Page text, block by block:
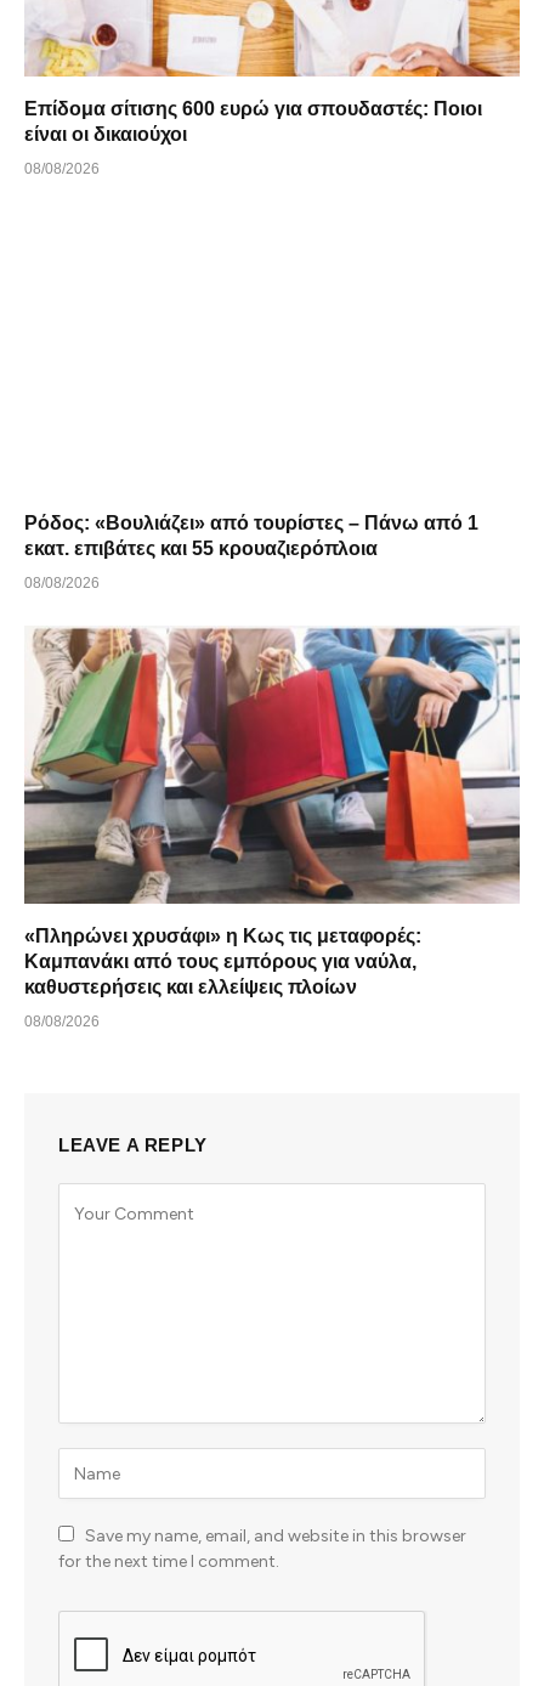
Επίδομα σίτισης 600 ευρώ για σπουδαστές: Ποιοι
είναι οι δικαιούχοι
08/08/2026
Ρόδος: «Βουλιάζει» από τουρίστες – Πάνω από 1
εκατ. επιβάτες και 55 κρουαζιερόπλοια
08/08/2026
«Πληρώνει χρυσάφι» η Κως τις μεταφορές:
Καμπανάκι από τους εμπόρους για ναύλα,
καθυστερήσεις και ελλείψεις πλοίων
08/08/2026
LEAVE A REPLY
Save my name, email, and website in this browser
for the next time I comment.